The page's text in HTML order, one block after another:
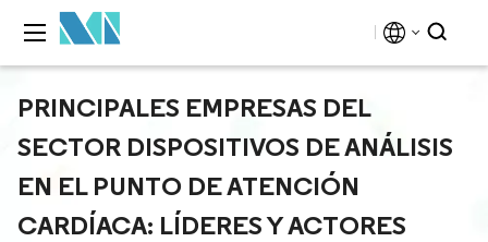
PRINCIPALES EMPRESAS DEL
SECTOR DISPOSITIVOS DE ANÁLISIS
EN EL PUNTO DE ATENCIÓN
CARDÍACA: LÍDERES Y ACTORES